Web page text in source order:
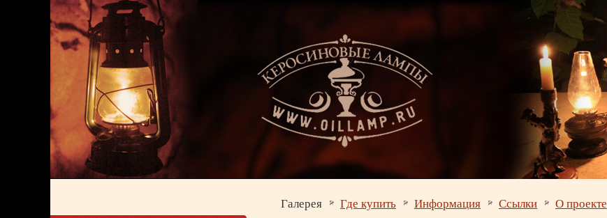
Галерея Где купить Информация Ссылки О проекте